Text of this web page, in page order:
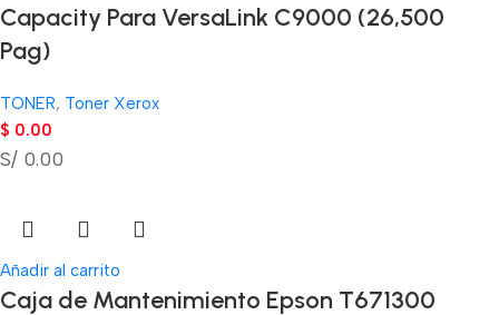
Capacity Para VersaLink C9000 (26,500
Pag)
TONER, Toner Xerox
$ 0.00
S/ 0.00
Añadir al carrito
Caja de Mantenimiento Epson T671300